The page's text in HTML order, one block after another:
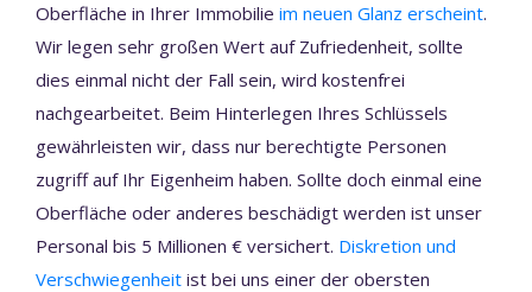
Oberfläche in Ihrer Immobilie im neuen Glanz erscheint.
Wir legen sehr großen Wert auf Zufriedenheit, sollte
dies einmal nicht der Fall sein, wird kostenfrei
nachgearbeitet. Beim Hinterlegen Ihres Schlüssels
gewährleisten wir, dass nur berechtigte Personen
zugriff auf Ihr Eigenheim haben. Sollte doch einmal eine
Oberfläche oder anderes beschädigt werden ist unser
Personal bis 5 Millionen € versichert. Diskretion und
Verschwiegenheit ist bei uns einer der obersten